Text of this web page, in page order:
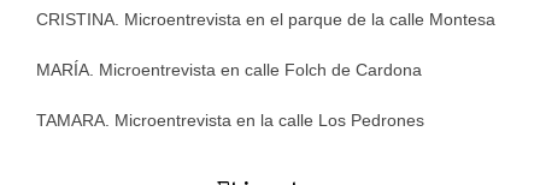
CRISTINA. Microentrevista en el parque de la calle Montesa
MARÍA. Microentrevista en calle Folch de Cardona
TAMARA. Microentrevista en la calle Los Pedrones